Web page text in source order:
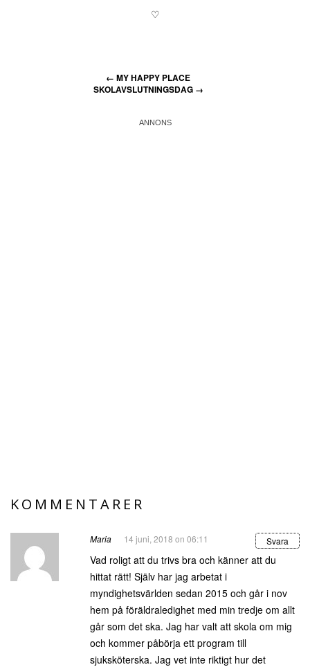
♡
← MY HAPPY PLACE
SKOLAVSLUTNINGSDAG →
KOMMENTARER
Maria 14 juni, 2018 on 06:11 Svara
Vad roligt att du trivs bra och känner att du
hittat rätt! Själv har jag arbetat i
myndighetsvärlden sedan 2015 och går i nov
hem på föräldraledighet med min tredje om allt
går som det ska. Jag har valt att skola om mig
och kommer påbörja ett program till
sjuksköterska. Jag vet inte riktigt hur det